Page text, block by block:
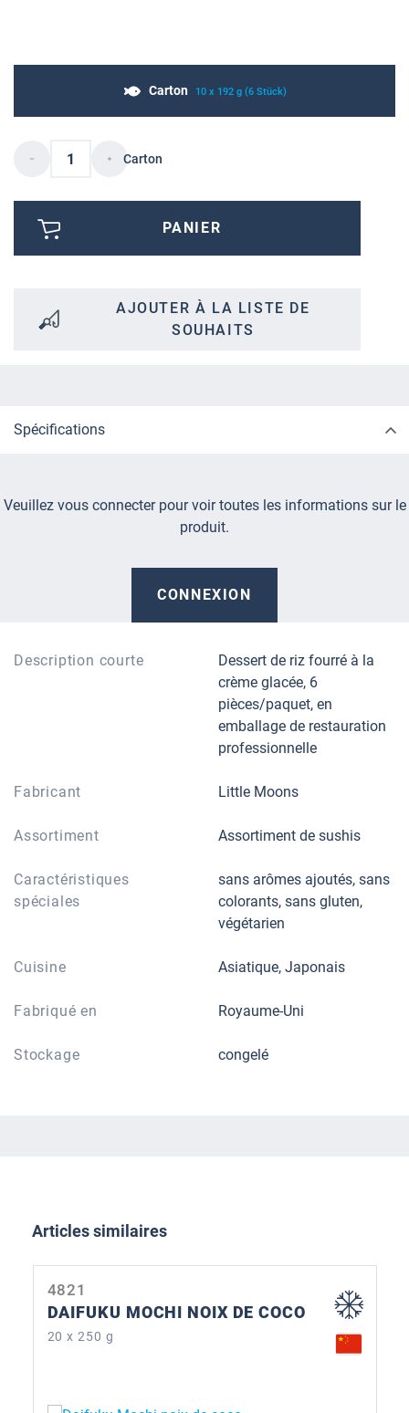
Carton 10 x 192 g (6 Stück)
Carton
PANIER
AJOUTER À LA LISTE DE
SOUHAITS
Spécifications
Veuillez vous connecter pour voir toutes les informations sur le
produit.
CONNEXION
Description courte
Dessert de riz fourré à la
crème glacée, 6
pièces/paquet, en
emballage de restauration
professionnelle
Fabricant Little Moons
Assortiment Assortiment de sushis
Caractéristiques
spéciales
sans arômes ajoutés, sans
colorants, sans gluten,
végétarien
Cuisine Asiatique, Japonais
Fabriqué en Royaume-Uni
Stockage congelé
Ignorer la galerie de produits
Articles similaires
4821
DAIFUKU MOCHI NOIX DE COCO
20 x 250 g